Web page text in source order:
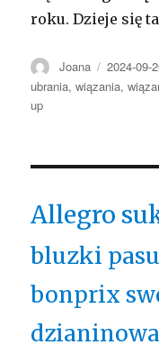
roku. Dzieje się
Autor
Joana 2024-09-
ubrania,wiązania,
up
Allegro
bluzki
bonprix